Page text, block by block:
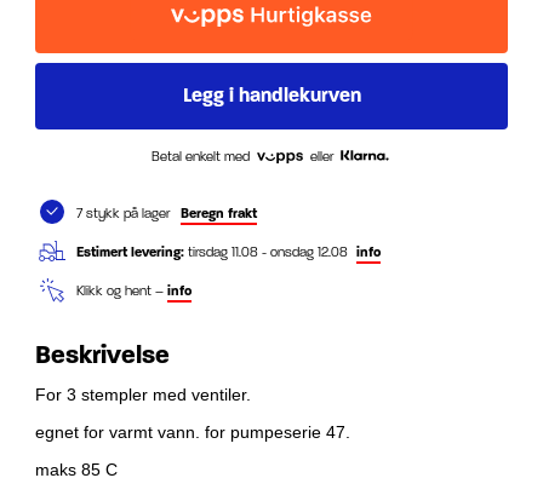
Betal enkelt med eller
7 stykk på lager Beregn frakt
Estimert levering: tirsdag 11.08 - onsdag 12.08 info
Klikk og hent – info
Beskrivelse
For 3 stempler med ventiler.
egnet for varmt vann. for pumpeserie 47.
maks 85 C